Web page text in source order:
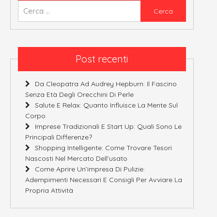
Post recenti
Da Cleopatra Ad Audrey Hepburn: Il Fascino
Senza Età Degli Orecchini Di Perle
Salute E Relax: Quanto Influisce La Mente Sul
Corpo
Imprese Tradizionali E Start Up: Quali Sono Le
Principali Differenze?
Shopping Intelligente: Come Trovare Tesori
Nascosti Nel Mercato Dell’usato
Come Aprire Un’impresa Di Pulizie:
Adempimenti Necessari E Consigli Per Avviare La
Propria Attività